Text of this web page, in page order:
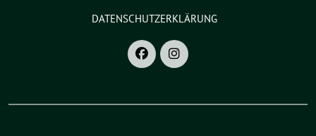
DATENSCHUTZERKLÄRUNG